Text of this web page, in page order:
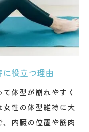
役立つ理由
体型が崩れやすく
性の体型維持に大
内臓の位置や筋肉